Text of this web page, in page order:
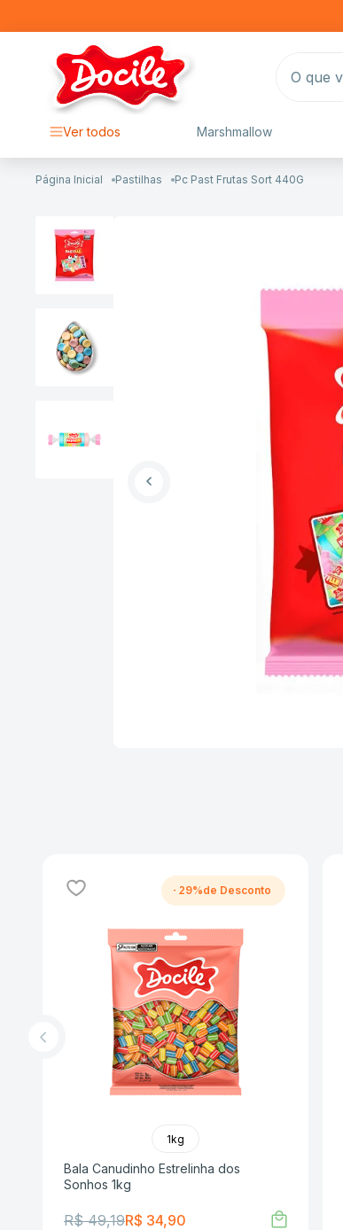
Ver todos Marshmallow
Pastilhas Pc Past Frutas Sort 440G
- 29%
1kg
Bala Canudinho Estrelinha dos
Sonhos 1kg
R$ 49,19R$ 34,90